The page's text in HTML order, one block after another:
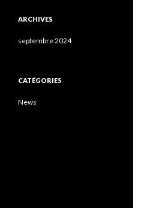
ARCHIVES
septembre 2024
CATÉGORIES
News